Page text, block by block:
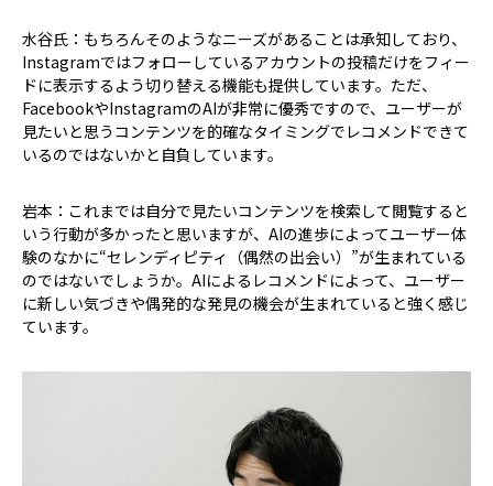
水谷氏：もちろんそのようなニーズがあることは承知しており、
Instagramではフォローしているアカウントの投稿だけをフィー
ドに表示するよう切り替える機能も提供しています。ただ、
FacebookやInstagramのAIが非常に優秀ですので、ユーザーが
見たいと思うコンテンツを的確なタイミングでレコメンドできて
いるのではないかと自負しています。
岩本：これまでは自分で見たいコンテンツを検索して閲覧すると
いう行動が多かったと思いますが、AIの進歩によってユーザー体
験のなかに“セレンディピティ（偶然の出会い）”が生まれている
のではないでしょうか。AIによるレコメンドによって、ユーザー
に新しい気づきや偶発的な発見の機会が生まれていると強く感じ
ています。